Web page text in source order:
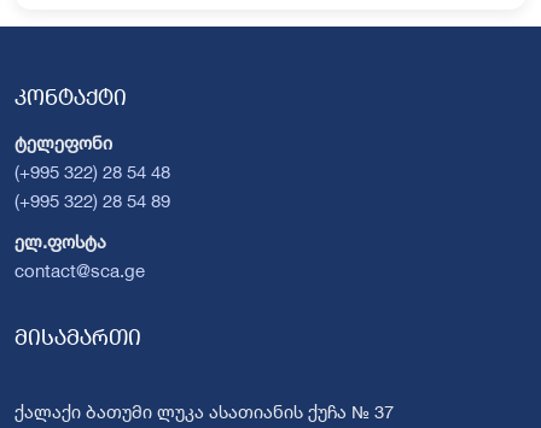
კონტაქტი
ტელეფონი
(+995 322) 28 54 48
(+995 322) 28 54 89
ელ.ფოსტა
contact@sca.ge
მისამართი
ქალაქი ბათუმი ლუკა ასათიანის ქუჩა № 37